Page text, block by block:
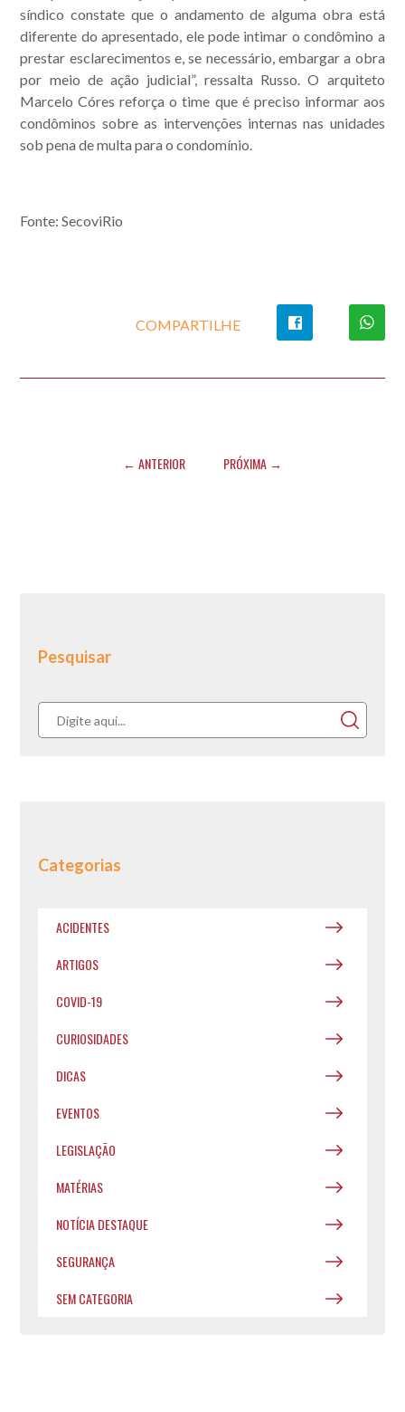
síndico constate que o andamento de alguma obra está
diferente do apresentado, ele pode intimar o condômino a
prestar esclarecimentos e, se necessário, embargar a obra
por meio de ação judicial”, ressalta Russo. O arquiteto
Marcelo Córes reforça o time que é preciso informar aos
condôminos sobre as intervenções internas nas unidades
sob pena de multa para o condomínio.
Fonte: SecoviRio
COMPARTILHE
← ANTERIOR PRÓXIMA →
Pesquisar
Categorias
ACIDENTES
ARTIGOS
COVID-19
CURIOSIDADES
DICAS
EVENTOS
LEGISLAÇÃO
MATÉRIAS
NOTÍCIA DESTAQUE
SEGURANÇA
SEM CATEGORIA